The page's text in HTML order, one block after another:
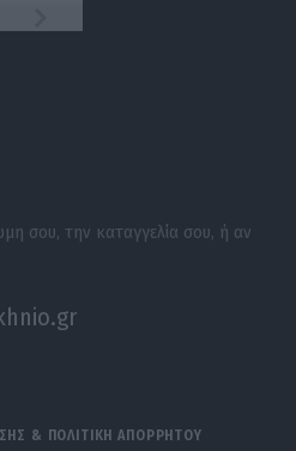
σου, την καταγγελία σου, ή αν
& ΠΟΛΙΤΙΚΗ ΑΠΟΡΡΗΤΟΥ